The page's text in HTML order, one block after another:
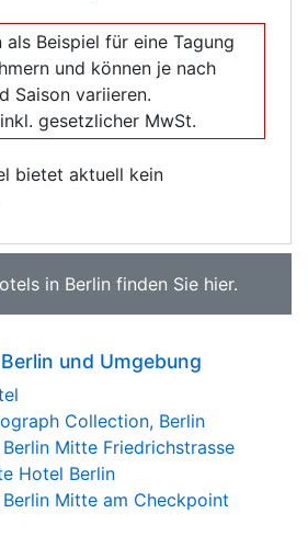
als Beispiel für eine Tagung
und können je nach
Saison variieren.
gesetzlicher MwSt.
bietet aktuell kein
in Berlin finden Sie hier.
und Umgebung
Collection, Berlin
Mitte Friedrichstrasse
Hotel Berlin
Mitte am Checkpoint